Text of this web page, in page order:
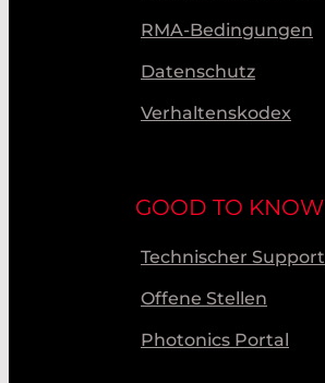
RMA-Bedingungen
Datenschutz
Verhaltenskodex
GOOD TO KNOW
Technischer Support
Offene Stellen
Photonics Portal